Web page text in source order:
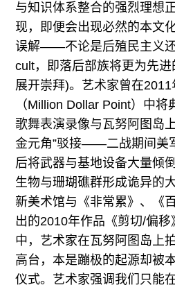
与知识体系整合的强烈理想
现，即便会出现必然的本文
误解——不论是后殖民主义还
cult，即落后部族将更为先
展开崇拜)。艺术家曾在2011
（Million Dollar Point）中
歌舞表演录像与瓦努阿图岛
金元角”驳接——二战期间美
后将武器与基地设备大量倾
生物与珊瑚礁群形成诡异的
新美术馆与《非常累》、《
出的2010年作品《剪切/偏
中，艺术家在瓦努阿图岛上
高台，本是蹦极的起源却被
仪式。艺术家强调我们只能